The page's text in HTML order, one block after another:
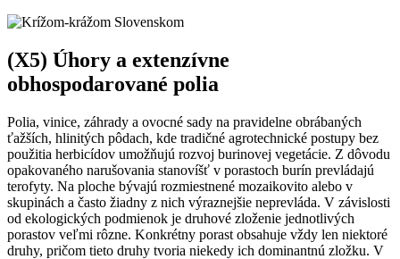
(X5) Úhory a extenzívne
obhospodarované polia
Polia, vinice, záhrady a ovocné sady na pravidelne obrábaných
ťažších, hlinitých pôdach, kde tradičné agrotechnické postupy bez
použitia herbicídov umožňujú rozvoj burinovej vegetácie. Z dôvodu
opakovaného narušovania stanovíšť v porastoch burín prevládajú
terofyty. Na ploche bývajú rozmiestnené mozaikovito alebo v
skupinách a často žiadny z nich výraznejšie neprevláda. V závislosti
od ekologických podmienok je druhové zloženie jednotlivých
porastov veľmi rôzne. Konkrétny porast obsahuje vždy len niektoré
druhy, pričom tieto druhy tvoria niekedy ich dominantnú zložku. V